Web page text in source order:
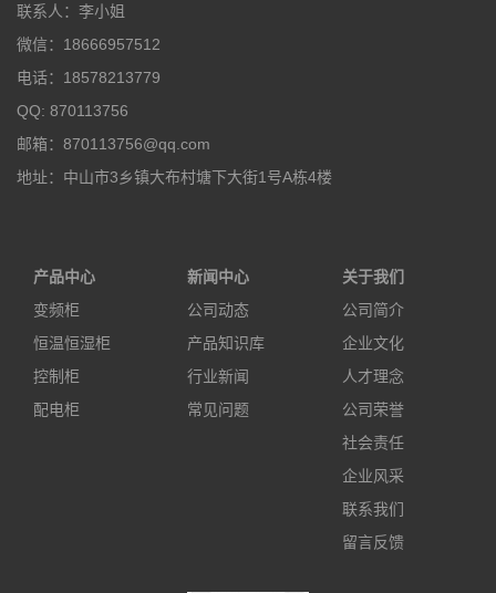
联系人：李小姐
微信：18666957512
电话：18578213779
QQ: 870113756
邮箱：870113756@qq.com
地址：中山市3乡镇大布村塘下大街1号A栋4楼
产品中心
变频柜
恒温恒湿柜
控制柜
配电柜
新闻中心
公司动态
产品知识库
行业新闻
常见问题
关于我们
公司简介
企业文化
人才理念
公司荣誉
社会责任
企业风采
联系我们
留言反馈